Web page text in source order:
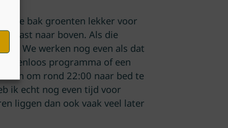
bak groenten lekker voor
vast naar boven. Als die
We werken nog even als dat
programma of een
om rond 22:00 naar bed te
ik echt nog even tijd voor
liggen dan ook vaak veel later